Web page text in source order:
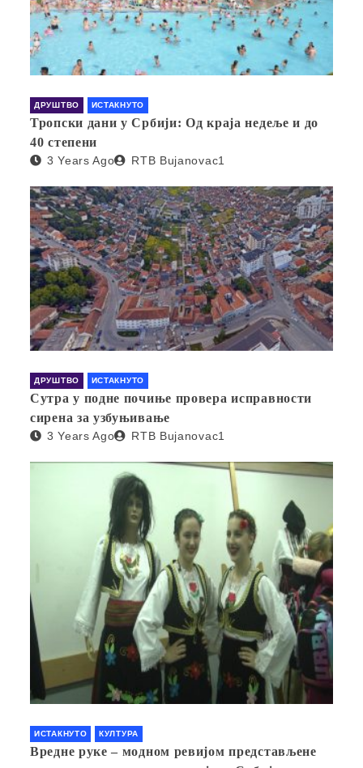
ДРУШТВО ИСТАКНУТО
Тропски дани у Србији: Од краја недеље и до
40 степени
3 Years Ago RTB Bujanovac1
ДРУШТВО ИСТАКНУТО
Сутра у подне почиње провера исправности
сирена за узбуњивање
3 Years Ago RTB Bujanovac1
ИСТАКНУТО КУЛТУРА
Вредне руке – модном ревијом представљене